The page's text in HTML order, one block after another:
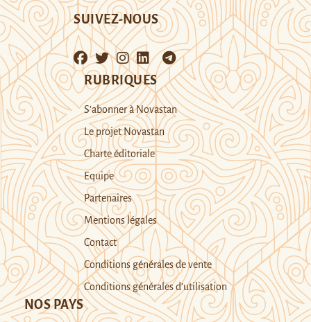
SUIVEZ-NOUS
RUBRIQUES
S’abonner à Novastan
Le projet Novastan
Charte éditoriale
Equipe
Partenaires
Mentions légales
Contact
Conditions générales de vente
Conditions générales d’utilisation
NOS PAYS